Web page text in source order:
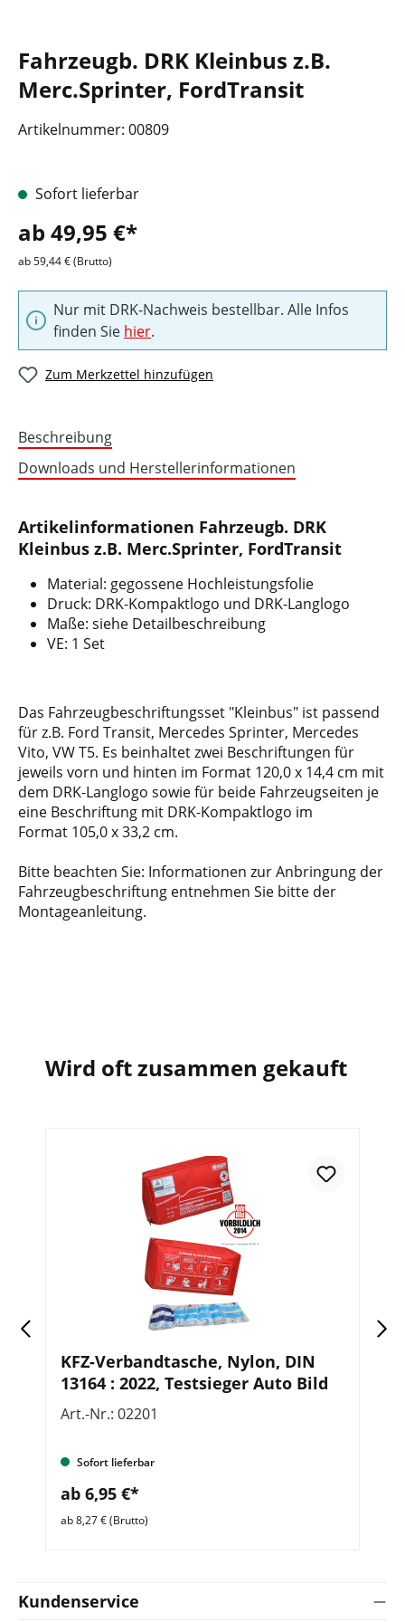
Fahrzeugb. DRK Kleinbus z.B.
Merc.Sprinter, FordTransit
Artikelnummer: 00809
Sofort lieferbar
ab 49,95 €*
ab 59,44 € (Brutto)
Nur mit DRK-Nachweis bestellbar. Alle Infos
finden Sie hier.
Zum Merkzettel hinzufügen
Beschreibung
Downloads und Herstellerinformationen
Artikelinformationen Fahrzeugb. DRK
Kleinbus z.B. Merc.Sprinter, FordTransit
Material: gegossene Hochleistungsfolie
Druck: DRK-Kompaktlogo und DRK-Langlogo
Maße: siehe Detailbeschreibung
VE: 1 Set
Das Fahrzeugbeschriftungsset "Kleinbus" ist passend
für z.B. Ford Transit, Mercedes Sprinter, Mercedes
Vito, VW T5. Es beinhaltet zwei Beschriftungen für
jeweils vorn und hinten im Format 120,0 x 14,4 cm mit
dem DRK-Langlogo sowie für beide Fahrzeugseiten je
eine Beschriftung mit DRK-Kompaktlogo im
Format 105,0 x 33,2 cm.
Bitte beachten Sie: Informationen zur Anbringung der
Fahrzeugbeschriftung entnehmen Sie bitte der
Montageanleitung.
Wird oft zusammen gekauft
KFZ-Verbandtasche, Nylon, DIN
13164 : 2022, Testsieger Auto Bild
Art.-Nr.: 02201
Sofort lieferbar
ab 6,95 €*
ab 8,27 € (Brutto)
Kundenservice